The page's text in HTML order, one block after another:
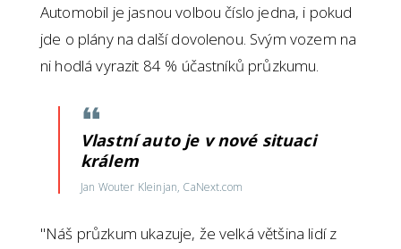
Automobil je jasnou volbou číslo jedna, i pokud
jde o plány na další dovolenou. Svým vozem na
ni hodlá vyrazit 84 % účastníků průzkumu.
Vlastní auto je v nové situaci
králem
Jan Wouter Kleinjan, CaNext.com
"Náš průzkum ukazuje, že velká většina lidí z